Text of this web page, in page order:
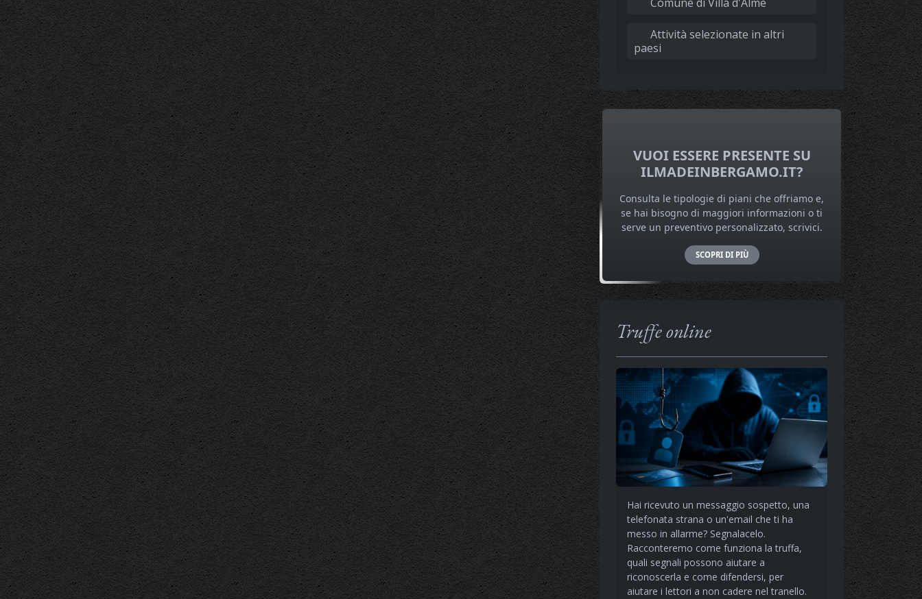
Attività selezionate in altri
paesi
VUOI ESSERE PRESENTE SU
ILMADEINBERGAMO.IT?
Consulta le tipologie di piani che offriamo e,
se hai bisogno di maggiori informazioni o ti
serve un preventivo personalizzato, scrivici.
SCOPRI DI PIÙ
Truffe online
Hai ricevuto un messaggio sospetto, una
telefonata strana o un'email che ti ha
messo in allarme? Segnalacelo.
Racconteremo come funziona la truffa,
quali segnali possono aiutare a
riconoscerla e come difendersi, per
aiutare i lettori a non cadere nel tranello.